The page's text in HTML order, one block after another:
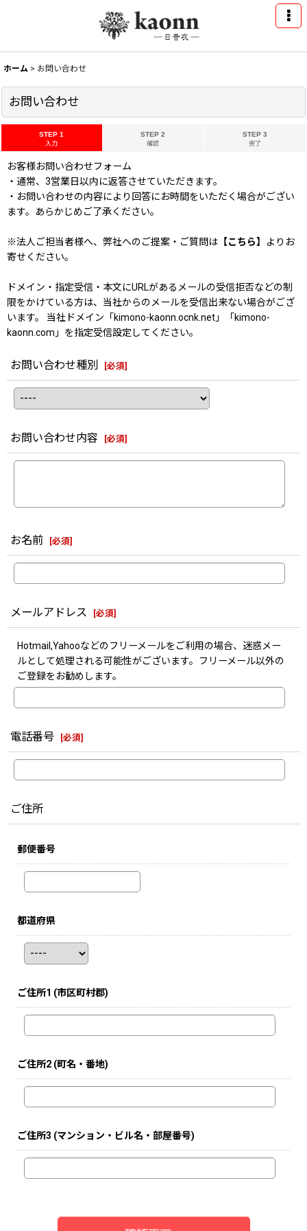
ホーム > お問い合わせ
お問い合わせ
STEP 1
入力
STEP 2
確認
STEP 3
完了
お客様お問い合わせフォーム
・通常、3営業日以内に返答させていただきます。
・お問い合わせの内容により回答にお時間をいただく場合がござい
ます。あらかじめご了承ください。
※法人ご担当者様へ、弊社へのご提案・ご質問は 【こちら】
よりお
寄せください。
ドメイン・指定受信・本文にURLがあるメールの受信拒否などの制
限をかけている方は、当社からのメールを受信出来ない場合がござ
います。 当社ドメイン「kimono-kaonn.ocnk.net」「kimono-
kaonn.com」を指定受信設定してください。
お問い合わせ種別 [必須]
お問い合わせ内容 [必須]
お名前 [必須]
メールアドレス [必須]
Hotmail,Yahooなどのフリーメールをご利用の場合、迷惑メー
ルとして処理される可能性がございます。フリーメール以外の
ご登録をお勧めします。
電話番号 [必須]
ご住所
郵便番号
都道府県
ご住所1 (市区町村郡)
ご住所2 (町名・番地)
ご住所3 (マンション・ビル名・部屋番号)